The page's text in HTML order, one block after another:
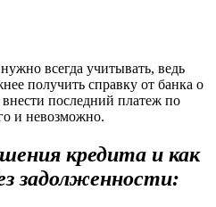
всегда учитывать, ведь
получить справку от банка о
последний платеж по
и невозможно.
кредита и как
задолженности: